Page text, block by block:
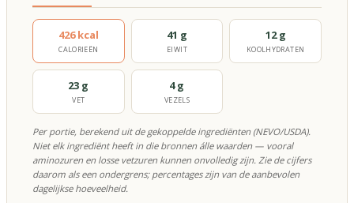
426 kcal
CALORIEËN
41 g
EIWIT
12 g
KOOLHYDRATEN
23 g
VET
4 g
VEZELS
Per portie, berekend uit de gekoppelde ingrediënten (NEVO/USDA).
Niet elk ingrediënt heeft in die bronnen álle waarden — vooral
aminozuren en losse vetzuren kunnen onvolledig zijn. Zie de cijfers
daarom als een ondergrens; percentages zijn van de aanbevolen
dagelijkse hoeveelheid.